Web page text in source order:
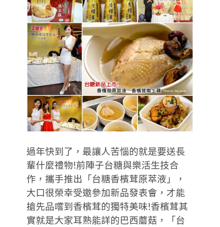
過年快到了，最讓人苦惱的就是要送長
輩什麼禮物!前陣子台糖與樂活生技合
作，攜手推出「台糖香檳茸原萃液」，
大口很榮幸受邀參加新品發表會，才能
搶先品嚐到香檳茸的獨特美味!香檳茸其
實就是大家耳熟能詳的巴西蘑菇，「台